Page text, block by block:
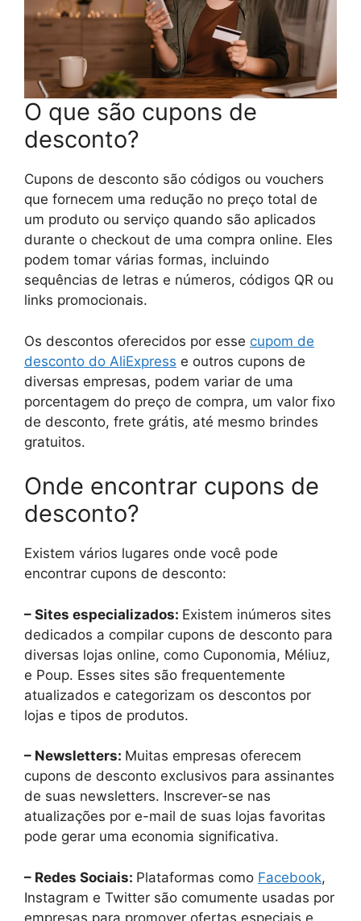
O que são cupons de
desconto?
Cupons de desconto são códigos ou vouchers
que fornecem uma redução no preço total de
um produto ou serviço quando são aplicados
durante o checkout de uma compra online. Eles
podem tomar várias formas, incluindo
sequências de letras e números, códigos QR ou
links promocionais.
Os descontos oferecidos por esse cupom de
desconto do AliExpress e outros cupons de
diversas empresas, podem variar de uma
porcentagem do preço de compra, um valor fixo
de desconto, frete grátis, até mesmo brindes
gratuitos.
Onde encontrar cupons de
desconto?
Existem vários lugares onde você pode
encontrar cupons de desconto:
– Sites especializados: Existem inúmeros sites
dedicados a compilar cupons de desconto para
diversas lojas online, como Cuponomia, Méliuz,
e Poup. Esses sites são frequentemente
atualizados e categorizam os descontos por
lojas e tipos de produtos.
– Newsletters: Muitas empresas oferecem
cupons de desconto exclusivos para assinantes
de suas newsletters. Inscrever-se nas
atualizações por e-mail de suas lojas favoritas
pode gerar uma economia significativa.
– Redes Sociais: Plataformas como Facebook,
Instagram e Twitter são comumente usadas por
empresas para promover ofertas especiais e